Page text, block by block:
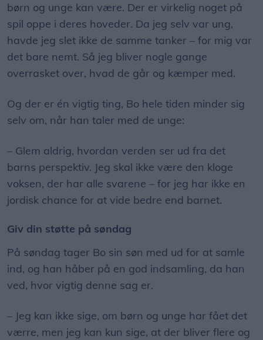
børn og unge kan være. Der er virkelig noget på
spil oppe i deres hoveder. Da jeg selv var ung,
havde jeg slet ikke de samme tanker – for mig var
det bare nemt. Så jeg bliver nogle gange
overrasket over, hvad de går og kæmper med.
Og der er én vigtig ting, Bo hele tiden minder sig
selv om, når han taler med de unge:
– Glem aldrig, hvordan verden ser ud fra det
barns perspektiv. Jeg skal ikke være den kloge
voksen, der har alle svarene – for jeg har ikke en
jordisk chance for at vide bedre end barnet.
Giv din støtte på søndag
På søndag tager Bo sin søn med ud for at samle
ind, og han håber på en god indsamling, da han
ved, hvor vigtig denne sag er.
– Jeg kan ikke sige, om børn og unge har fået det
værre, men jeg kan kun sige, at der bliver flere og